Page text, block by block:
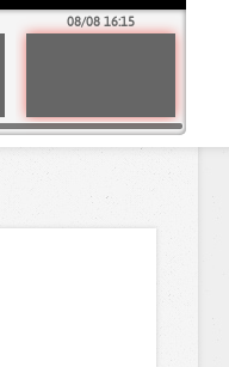
08/08 16:15